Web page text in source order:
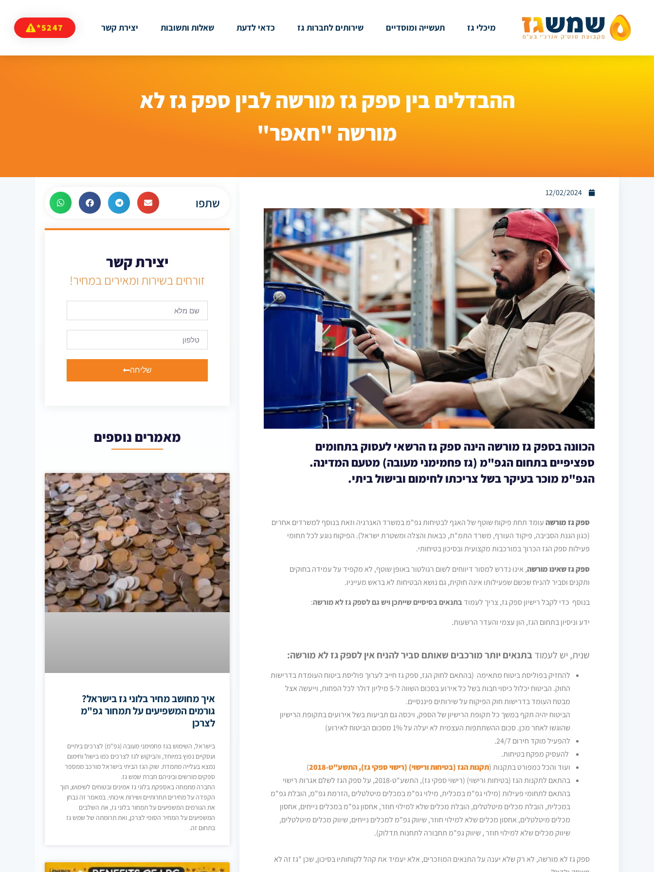
מיכלי גז תעשייה ומוסדיים שירותים לחברות גז כדאי לדעת שאלות ותשובות יצירת קשר 5247*
ההבדלים בין ספק גז מורשה לבין ספק גז לא
מורשה "חאפר"
12/02/2024
הכוונה בספק גז מורשה הינה ספק גז הרשאי לעסוק בתחומים
ספציפיים בתחום הגפ"מ (גז פחמימני מעובה) מטעם המדינה.
הגפ"מ מוכר בעיקר בשל צריכתו לחימום ובישול ביתי.
ספק גז מורשהעומד תחת פיקוח שוטף של האגף לבטיחות גפ"מ במשרד האנרגיה וזאת בנוסף למשרדים אחרים
(כגון הגנת הסביבה, פיקוד העורף, משרד התמ"ת, כבאות והצלה ומשטרת ישראל). הפיקוח נוגע לכל תחומי
פעילות ספק הגז הכרוך במורכבות מקצועית ובסיכון בטיחותי.
ספק גז שאינו מורשה, אינו נדרש למסור דיווחים לשום רגולטור באופן שוטף, לא מקפיד על עמידה בחוקים
ותקנים וסביר להניח שכשם שפעילותו אינה חוקית, גם נושא הבטיחות לא בראש מעייניו.
בנוסף כדי לקבל רישיון ספק גז, צריך לעמודבתנאים בסיסייםשייתכן ויש גם לספק גז לא מורשה:
ידע וניסיון בתחום הגז, הון עצמי והעדר הרשעות.
שנית, יש לעמודבתנאים יותר מורכבים שאותם סביר להניח אין לספק גז לא מורשה:
להחזיק בפוליסת ביטוח מתאימה (בהתאם לחוק הגז, ספק גז חייב לערוך פוליסת ביטוח העומדת בדרישות
החוק. הביטוח יכלול כיסוי חבות בשל כל אירוע בסכום השווה ל-5 מיליון דולר לכל הפחות, וייעשה אצל
מבטח העומד בדרישות חוק הפיקוח על שירותים פיננסיים.
הביטוח יהיה תקף במשך כל תקופת הרישיון של הספק, ויכסה גם תביעות בשל אירועים בתקופת הרישיון
שהוגשו לאחר מכן. סכום ההשתתפות העצמית לא יעלה על 1% מסכום הביטוח לאירוע)
להפעיל מוקד חירום 24/7.
להעסיק מפקח בטיחות.
ועוד והכל כמפורט בתקנות (תקנות הגז (בטיחות ורישוי) (רישוי ספקי גז), התשע"ט-2018
)
בהתאם לתקנות הגז (בטיחות ורישוי) (רישוי ספקי גז), התשע"ט-2018, על ספק הגז לשלם אגרות רישוי
בהתאם לתחומי פעילות (מילוי גפ"מ במכלית, מילוי גפ"מ במכלים מיטלטלים ,הזרמת גפ"מ, הובלת גפ"מ
במכלית, הובלת מכלים מיטלטלים, הובלת מכלים שלא למילוי חוזר, אחסון גפ"מ במכלים נייחים, אחסון
מכלים מיטלטלים, אחסון מכלים שלא למילוי חוזר, שיווק גפ"מ למכלים נייחים, שיווק מכלים מיטלטלים,
שיווק מכלים שלא למילוי חוזר , שיווק גפ"מ תחבורה לתחנות תדלוק).
ספק גז לא מורשה, לא רק שלא יענה על התנאים המוזכרים, אלא יעמיד את קהל לקוחותיו בסיכון, שכן "גז זה לא
שתפו
יצירת קשר
זורחים בשירות ומאירים במחיר!
שליחה
מאמרים נוספים
איך מחושב מחיר בלוני גז בישראל?
גורמים המשפיעים על תמחור גפ"מ
לצרכן
בישראל, השימוש בגז פחמימני מעובה (גפ"מ) לצרכים ביתיים
ועסקיים נפוץ במיוחד, והביקוש לגז לצרכים כמו בישול וחימום
נמצא בעלייה מתמדת. שוק הגז הביתי בישראל מורכב ממספר
ספקים מורשים וביניהם חברת שמש גז.
החברה מתמחה באספקת בלוני גז אמינים ובטוחים לשימוש, תוך
הקפדה על מחירים תחרותיים ושירות איכותי. במאמר זה נבחן
את הגורמים המשפיעים על תמחור בלוני גז, את השלבים
המשפיעים על המחיר הסופי לצרכן, ואת תרומתה של שמש גז
בתחום זה.